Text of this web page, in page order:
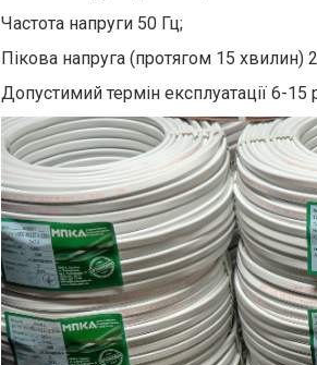
Частота напруги 50 Гц;
Пікова напруга (протягом 15 хвилин)
Допустимий термін експлуатації 6-15